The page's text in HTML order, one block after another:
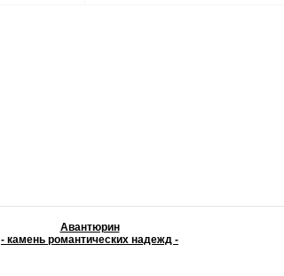
Авантюрин
- камень романтических надежд -